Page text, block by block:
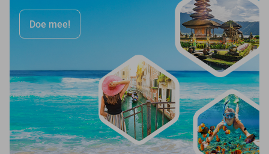
Doe mee!